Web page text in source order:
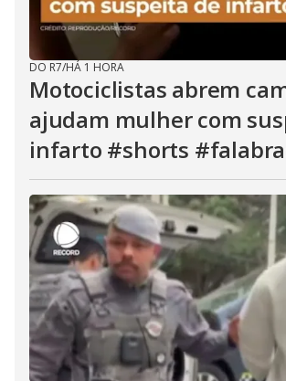
DO R7/HÁ 1 HORA
Motociclistas abrem
ajudam mulher com
infarto #shorts